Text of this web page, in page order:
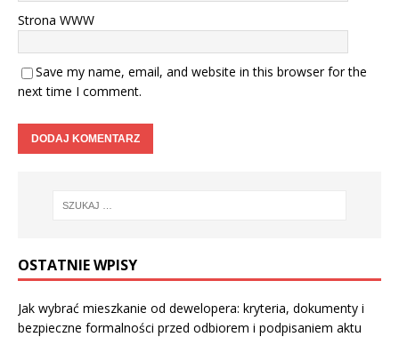
Strona WWW
Save my name, email, and website in this browser for the
next time I comment.
OSTATNIE WPISY
Jak wybrać mieszkanie od dewelopera: kryteria, dokumenty i
bezpieczne formalności przed odbiorem i podpisaniem aktu